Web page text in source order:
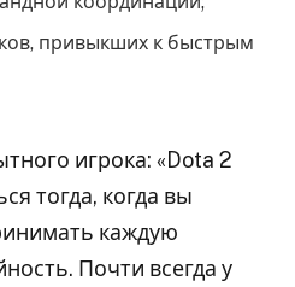
привыкших к быстрым
игрока: «Dota 2
тогда, когда вы
каждую
Почти всегда у